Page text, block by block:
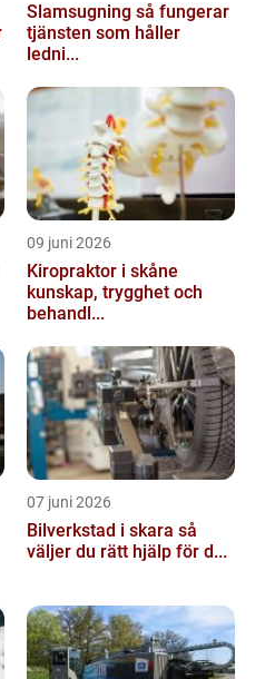
Slamsugning så fungerar
tjänsten som håller
ledni...
09 juni 2026
Kiropraktor i skåne
kunskap, trygghet och
behandl...
07 juni 2026
Bilverkstad i skara så
väljer du rätt hjälp för d...